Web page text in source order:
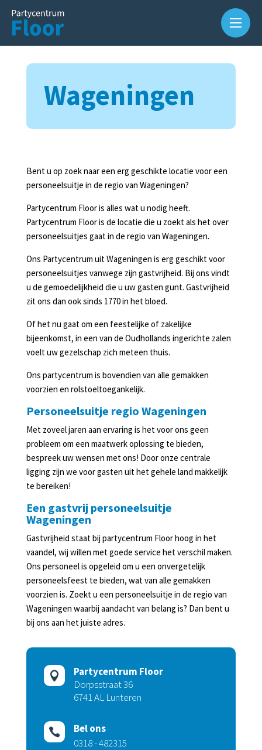
ons
Partycentrum
Floor?
Slijterij
in
Lunteren
Agenda
Wageningen
Bent u op zoek naar een erg geschikte locatie voor een
personeelsuitje in de regio van Wageningen?
Partycentrum Floor is alles wat u nodig heeft.
Partycentrum Floor is de locatie die u zoekt als het over
personeelsuitjes gaat in de regio van Wageningen.
Ons Partycentrum uit Wageningen is erg geschikt voor
personeelsuitjes vanwege zijn gastvrijheid. Bij ons vindt
u de gemoedelijkheid die u uw gasten gunt. Gastvrijheid
zit ons dan ook sinds 1770 in het bloed.
Of het nu gaat om een feestelijke of zakelijke
bijeenkomst, in een van de Oudhollands ingerichte zalen
voelt uw gezelschap zich meteen thuis.
Ons partycentrum is bovendien van alle gemakken
voorzien en rolstoeltoegankelijk.
Personeelsuitje regio Wageningen
Met zoveel jaren aan ervaring is het voor ons geen
probleem om een maatwerk oplossing te bieden,
bespreek uw wensen met ons! Door onze centrale
ligging zijn we voor gasten uit het gehele land makkelijk
te bereiken!
Een gastvrij personeelsuitje
Wageningen
Gastvrijheid staat bij partycentrum Floor hoog in het
vaandel, wij willen met goede service het verschil maken.
Ons personeel is opgeleid om u een onvergetelijk
personeelsfeest te bieden, wat van alle gemakken
voorzien is. Zoekt u een personeelsuitje in de regio van
Wageningen waarbij aandacht van belang is? Dan bent u
bij ons aan het juiste adres.

Partycentrum Floor
Dorpsstraat 36
6741 AL Lunteren

Bel ons
0318 - 482315